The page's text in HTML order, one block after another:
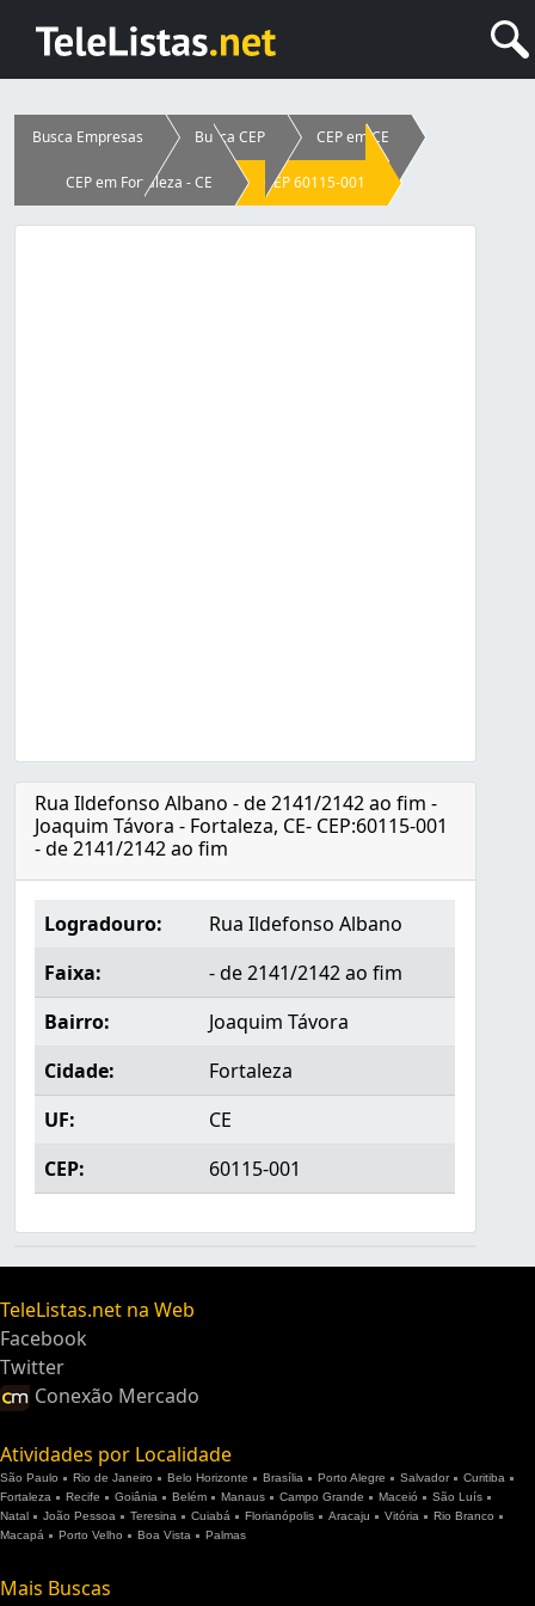
Busca Empresas Busca CEP CEP em CE
CEP em Fortaleza - CE CEP 60115-001
Rua Ildefonso Albano - de 2141/2142 ao fim -
Joaquim Távora - Fortaleza, CE- CEP:60115-001
- de 2141/2142 ao fim
Logradouro:
Rua Ildefonso Albano
Faixa:
- de 2141/2142 ao fim
Bairro:
Joaquim Távora
Cidade:
Fortaleza
UF:
CE
CEP:
60115-001
TeleListas.net na Web
Facebook
Twitter
Conexão Mercado
Atividades por Localidade
São Paulo Rio de Janeiro Belo Horizonte Brasília Porto Alegre Salvador
Curitiba
Fortaleza
Recife Goiânia Belém Manaus Campo Grande Maceió
São Luís
Natal
João Pessoa Teresina Cuiabá Florianópolis Aracaju Vitória
Rio Branco
Macapá
Porto Velho Boa Vista Palmas
Mais Buscas